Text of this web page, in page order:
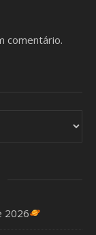
comentário.
2026